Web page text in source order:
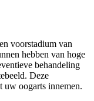
voorstadium van
hebben van hoge
behandeling
Deze
uw oogarts innemen.